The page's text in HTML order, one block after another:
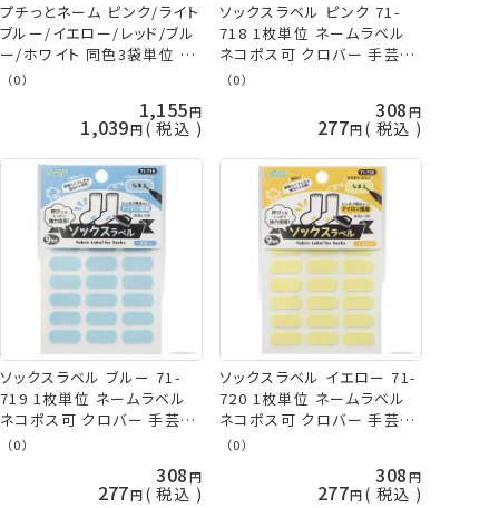
プチっとネーム ピンク/ライト
ブルー/イエロー/レッド/ブル
ー/ホワイト 同色3袋単位 お
なまえつけ 目印 おなまえシ
（0）
1,155
1,039 税込
ソックスラベル ピンク 71-
718 1枚単位 ネームラベル
ネコポス可 クロバー 手芸の
山久
（0）
308
277 税込
ソックスラベル ブルー 71-
719 1枚単位 ネームラベル
ネコポス可 クロバー 手芸の
山久
（0）
308
277 税込
ソックスラベル イエロー 71-
720 1枚単位 ネームラベル
ネコポス可 クロバー 手芸の
山久
（0）
308
277 税込